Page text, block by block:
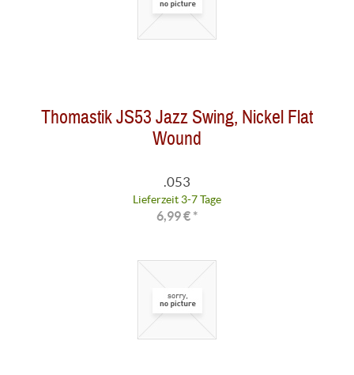
Thomastik JS53 Jazz Swing, Nickel Flat
Wound
.053
Lieferzeit 3-7 Tage
6,99 € *